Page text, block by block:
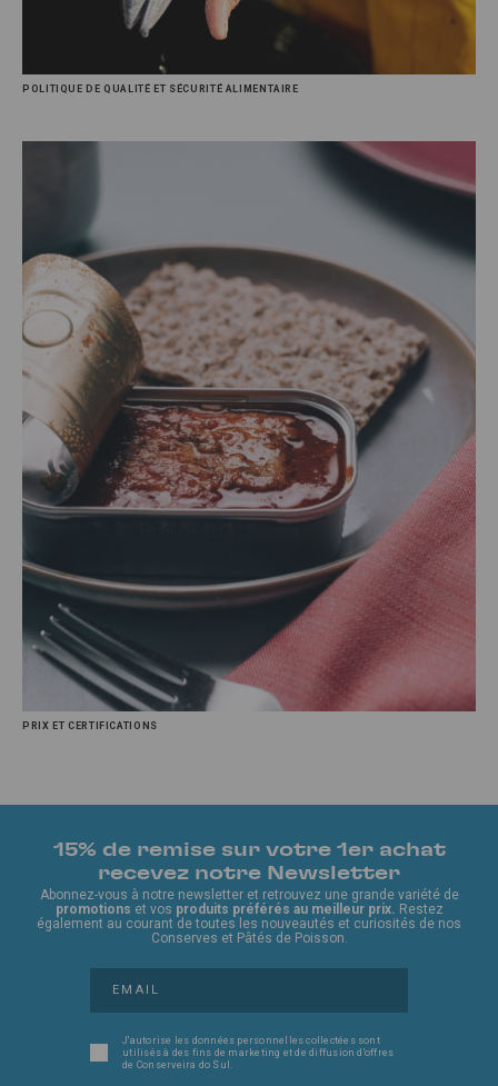
POLITIQUE DE QUALITÉ ET SÉCURITÉ ALIMENTAIRE
PRIX ET CERTIFICATIONS
15% de remise sur votre 1er achat
recevez notre Newsletter
Abonnez-vous à notre newsletter et retrouvez une grande variété de
promotions et vos produits préférés au meilleur prix. Restez
également au courant de toutes les nouveautés et curiosités de nos
Conserves et Pâtés de Poisson.
J'autorise les données personnelles collectées sont
utilisés à des fins de marketing et de diffusion d'offres
de Conserveira do Sul.